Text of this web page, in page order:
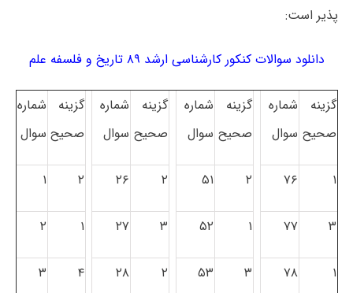
پذیر است:
دانلود سوالات کنکور کارشناسی ارشد ۸۹ تاریخ و فلسفه علم
گزینه
صحیح
شماره
سوال
گزینه
صحیح
شماره
سوال
گزینه
صحیح
شماره
سوال
گزینه
صحیح
شماره
سوال
۱ ۷۶ ۲ ۵۱ ۲ ۲۶ ۲ ۱
۳ ۷۷ ۱ ۵۲ ۳ ۲۷ ۱ ۲
۱ ۷۸ ۳ ۵۳ ۲ ۲۸ ۴ ۳